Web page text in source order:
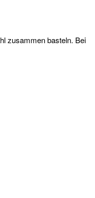
zusammen basteln. Bei